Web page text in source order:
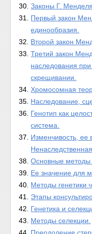
Законы Г.
Первый закон
единообразия.
Второй закон
Третий закон
наследования
скрещивании.
Хромосомная
Наследование,
Генотип как
система.
Изменчивость, ее
Основные методы
Ее значение для
Методы генетики
Этапы
Генетика и
Методы селекции.